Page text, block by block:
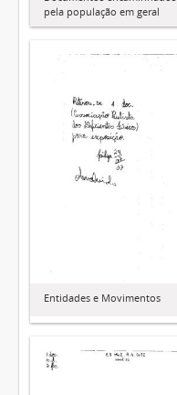
pela população em geral
Entidades e Movimentos